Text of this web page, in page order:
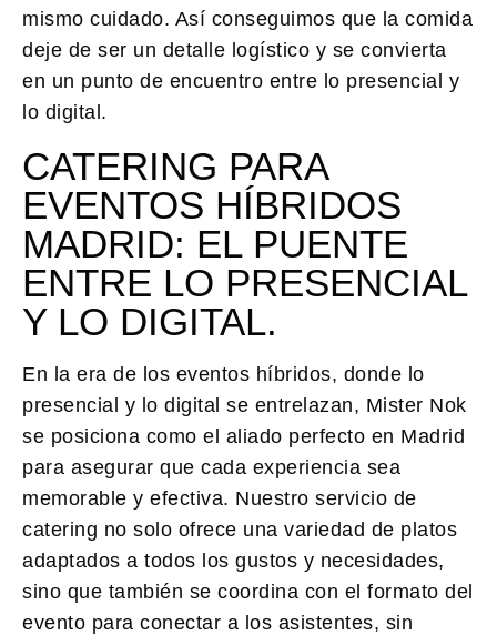
mismo cuidado. Así conseguimos que la comida
deje de ser un detalle logístico y se convierta
en un punto de encuentro entre lo presencial y
lo digital.
CATERING PARA
EVENTOS HÍBRIDOS
MADRID: EL PUENTE
ENTRE LO PRESENCIAL
Y LO DIGITAL.
En la era de los eventos híbridos, donde lo
presencial y lo digital se entrelazan, Mister Nok
se posiciona como el aliado perfecto en Madrid
para asegurar que cada experiencia sea
memorable y efectiva. Nuestro servicio de
catering no solo ofrece una variedad de platos
adaptados a todos los gustos y necesidades,
sino que también se coordina con el formato del
evento para conectar a los asistentes, sin